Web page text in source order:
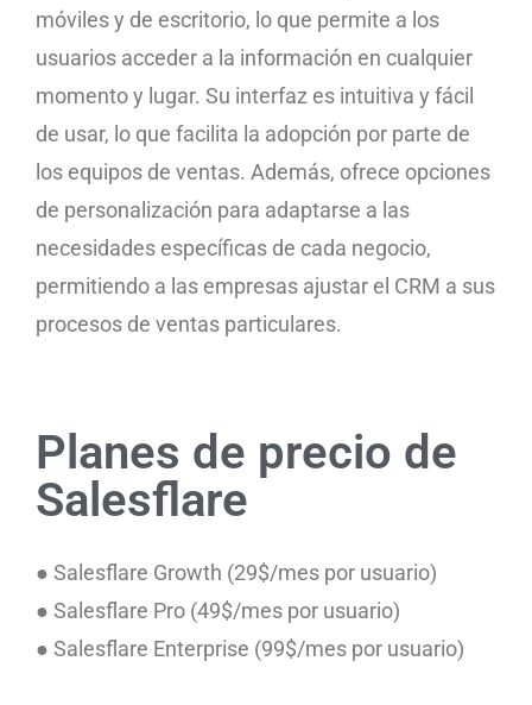
móviles y de escritorio, lo que permite a los
usuarios acceder a la información en cualquier
momento y lugar. Su interfaz es intuitiva y fácil
de usar, lo que facilita la adopción por parte de
los equipos de ventas. Además, ofrece opciones
de personalización para adaptarse a las
necesidades específicas de cada negocio,
permitiendo a las empresas ajustar el CRM a sus
procesos de ventas particulares.
Planes de precio de
Salesflare
● Salesflare Growth (29$/mes por usuario)
● Salesflare Pro (49$/mes por usuario)
● Salesflare Enterprise (99$/mes por usuario)